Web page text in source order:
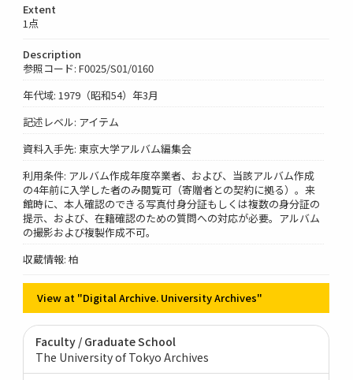
Extent
1点
Description
参照コード: F0025/S01/0160
年代域: 1979（昭和54）年3月
記述レベル: アイテム
資料入手先: 東京大学アルバム編集会
利用条件: アルバム作成年度卒業者、および、当該アルバム作成
の4年前に入学した者のみ閲覧可（寄贈者との契約に拠る）。来
館時に、本人確認のできる写真付身分証もしくは複数の身分証の
提示、および、在籍確認のための質問への対応が必要。アルバム
の撮影および複製作成不可。
収蔵情報: 柏
View at "Digital Archive. University Archives"
Faculty / Graduate School
The University of Tokyo Archives